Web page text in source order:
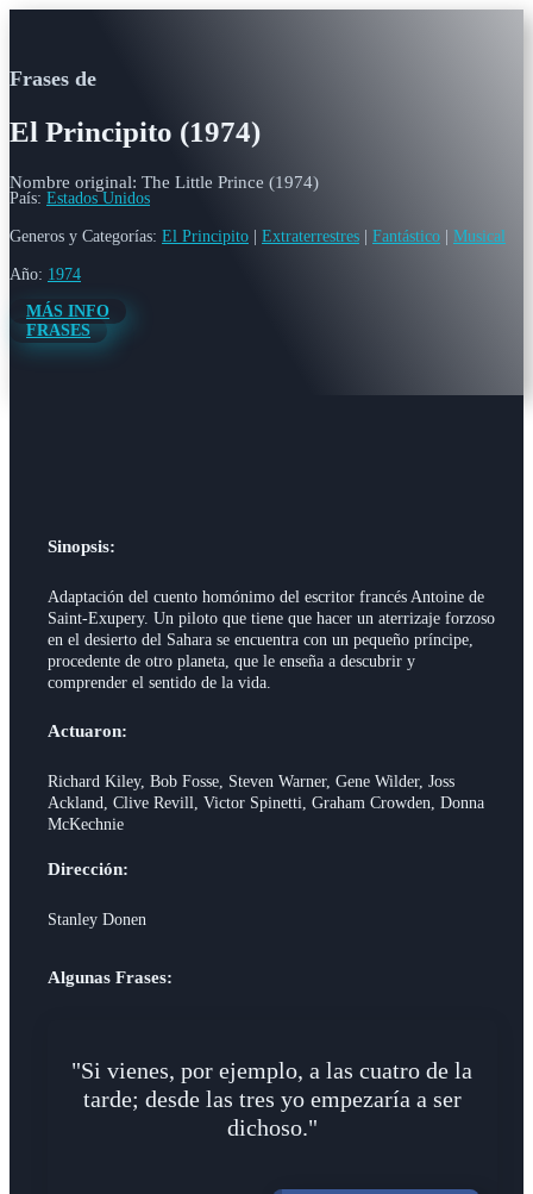
Frases de
El Principito (1974)
Nombre original: The Little Prince (1974)
País: Estados Unidos
Generos y Categorías: El Principito Extraterrestres Fantástico Musical
Año: 1974
MÁS INFO
FRASES
Sinopsis:
Adaptación del cuento homónimo del escritor francés Antoine de
Saint-Exupery. Un piloto que tiene que hacer un aterrizaje forzoso
en el desierto del Sahara se encuentra con un pequeño príncipe,
procedente de otro planeta, que le enseña a descubrir y
comprender el sentido de la vida.
Actuaron:
Richard Kiley, Bob Fosse, Steven Warner, Gene Wilder, Joss
Ackland, Clive Revill, Victor Spinetti, Graham Crowden, Donna
McKechnie
Dirección:
Stanley Donen
Algunas Frases:
"Si vienes, por ejemplo, a las cuatro de la
tarde; desde las tres yo empezaría a ser
dichoso."